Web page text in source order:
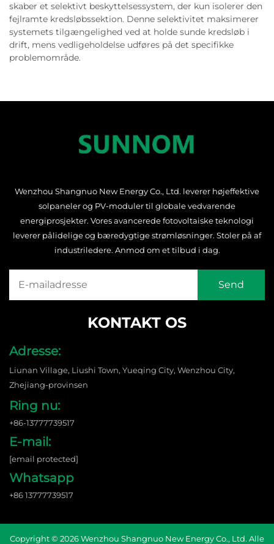
skaber et selektivt beskyttelsessystem, der kun isolerer den
fejlramte kredsløbssektion. Denne selektivitet maksimerer
systemets tilgængelighed ved at holde sunde kredsløb i
drift, mens vedligeholdelse udføres på det specifikke
problemområde.
Wenzhou Shangnuo New Energy Co., Ltd. leverer højeffektive
solpaneler og PV-moduler til globale vedvarende
energiprosjekter. Vores avancerede fotovoltaiske teknologi
leverer pålidelige og bæredygtige strømløsninger. Stoler på af
industriledere. Anmod om et tilbud i dag.
KONTAKT OS
Adresse:
Liunan Village, Liushi Town, Yueqing City, Wenzhou City,
Zhejiang-provinsen
Ring nu:
+86-13777739517
E-mail:
[email protected]
Whatsapp
+86 13777739517
Copyright © 2026 Wenzhou Shangnuo New Energy Co., Ltd. Alle